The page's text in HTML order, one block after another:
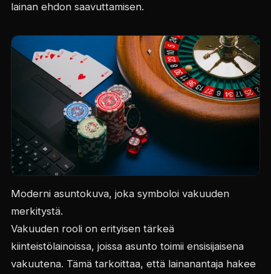
lainan ehdon saavuttamisen.
Moderni asuntokuva, joka symboloi vakuuden
merkitystä.
Vakuuden rooli on erityisen tärkeä
kiinteistölainoissa, joissa asunto toimii ensisijaisena
vakuutena. Tämä tarkoittaa, että lainanantaja hakee